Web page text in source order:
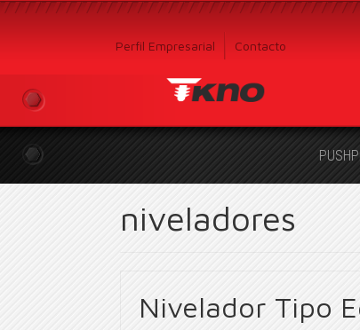
Perfil Empresarial Contacto
niveladores
Nivelador Tipo